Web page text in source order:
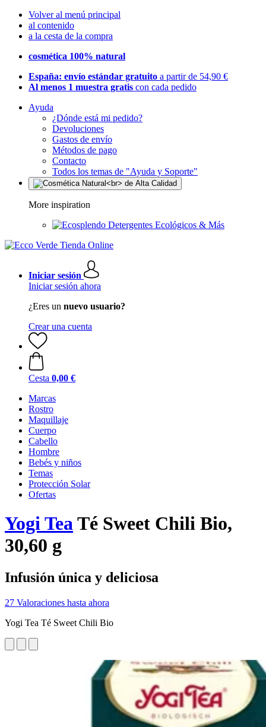
Volver al menú principal
al contenido
a la cesta de la compra
cosmética 100% natural
España: envío estándar gratuito a partir de 54,90 €
Al menos 1 muestra gratis con cada pedido
Ayuda
¿Dónde está mi pedido?
Devoluciones
Gastos de envío
Métodos de pago
Contacto
Todos los temas de "Ayuda y Soporte"
More inspiration
Detergentes Ecológicos & Más
Iniciar sesión
Iniciar sesión ahora
¿Eres un nuevo usuario?
Crear una cuenta
Cesta 0,00 €
Marcas
Rostro
Maquillaje
Cuerpo
Cabello
Hombre
Bebés y niños
Temas
Protección Solar
Ofertas
Yogi TeaTé Sweet Chili Bio,
30,60 g
Infusión única y deliciosa
27 Valoraciones hasta ahora
Yogi Tea Té Sweet Chili Bio